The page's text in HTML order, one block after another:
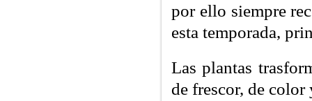
por ello siempre
esta temporada,
Las plantas
de frescor, de color